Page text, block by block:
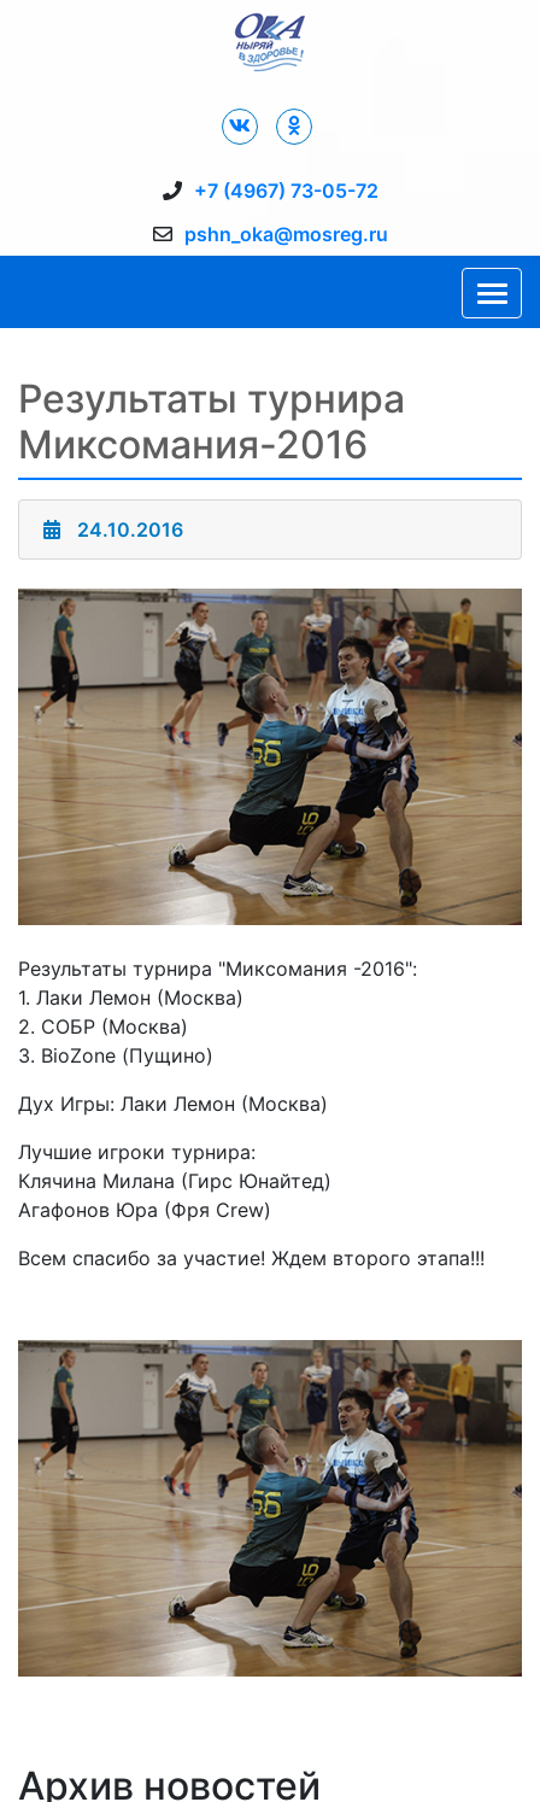
+7 (4967) 73-05-72
pshn_oka@mosreg.ru
Результаты турнира
Миксомания-2016
24.10.2016
Результаты турнира "Миксомания -2016":
1. Лаки Лемон (Москва)
2. СОБР (Москва)
3. BioZone (Пущино)
Дух Игры: Лаки Лемон (Москва)
Лучшие игроки турнира:
Клячина Милана (Гирс Юнайтед)
Агафонов Юра (Фря Crew)
Всем спасибо за участие! Ждем второго этапа!!!
Архив новостей